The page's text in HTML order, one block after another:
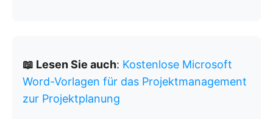
📖 Lesen Sie auch: Kostenlose Microsoft
Word-Vorlagen für das Projektmanagement
zur Projektplanung